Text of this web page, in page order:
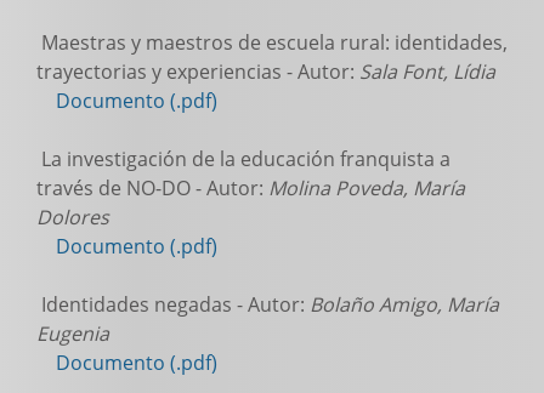
Maestras y maestros de escuela rural: identidades,
trayectorias y experiencias - Autor: Sala Font, Lídia
Documento (.pdf)
La investigación de la educación franquista a
través de NO-DO - Autor: Molina Poveda, María
Dolores
Documento (.pdf)
Identidades negadas - Autor: Bolaño Amigo, María
Eugenia
Documento (.pdf)